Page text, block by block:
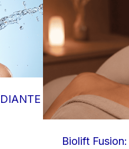
Biolift